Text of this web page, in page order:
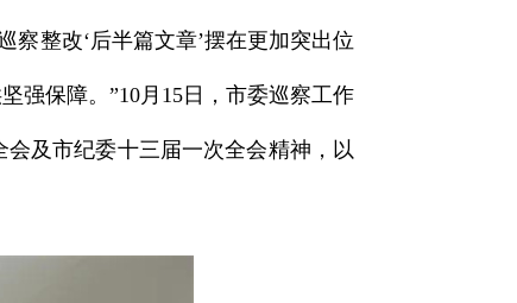
察整改‘后半篇文章’摆在更加突出位
强保障。”10月15日，市委巡察工作
及市纪委十三届一次全会精神，以